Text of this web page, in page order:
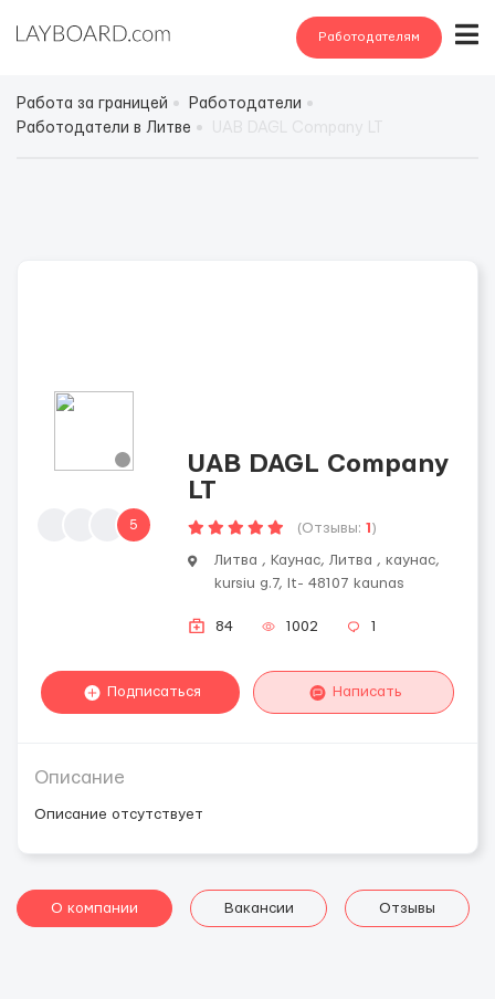
Работодателям
Работа за границей
Работодатели
Работодатели в Литве
5
UAB DAGL Company
LT
(Отзывы: 1 )
Литва , Каунас, Литва , каунас,
kursiu g.7, lt- 48107 kaunas
84 1002 1
Подписаться Написать
Описание
Описание отсутствует
О компании Вакансии Отзывы